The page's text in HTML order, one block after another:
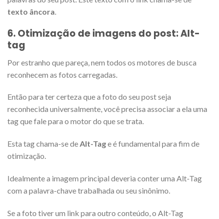
texto âncora.
6. Otimização de imagens do post: Alt-
tag
Por estranho que pareça, nem todos os motores de busca
reconhecem as fotos carregadas.
Então para ter certeza que a foto do seu post seja
reconhecida universalmente, você precisa associar a ela uma
tag que fale para o motor do que se trata.
Esta tag chama-se deAlt-Tage é fundamental para fim de
otimização.
Idealmente a imagem principal deveria conter uma Alt-Tag
com a palavra-chave trabalhada ou seu sinônimo.
Se a foto tiver um link para outro conteúdo, o Alt-Tag